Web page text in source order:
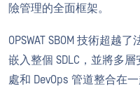
險管理的全面框架。
OPSWAT SBOM 技術超越
嵌入整個 SDLC，並將多
處和 DevOps 管道整合在一